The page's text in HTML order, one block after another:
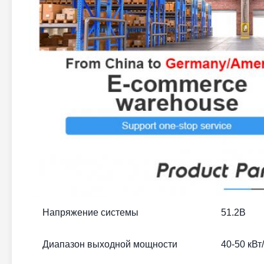
Напряжение системы 51.2В
Диапазон выходной мощности 40-50